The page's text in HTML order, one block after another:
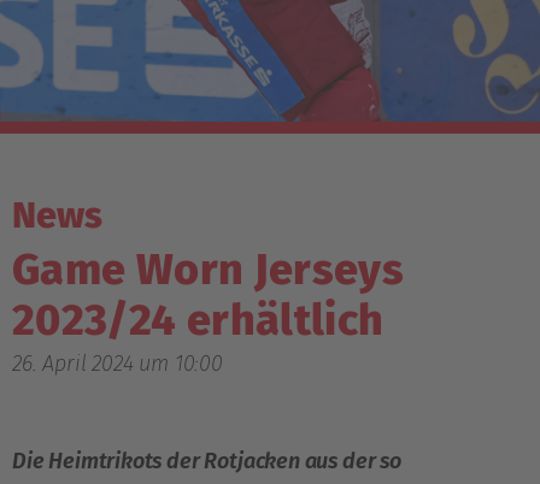
News
Game Worn Jerseys
2023/24 erhältlich
26. April 2024 um 10:00
Die Heimtrikots der Rotjacken aus der so